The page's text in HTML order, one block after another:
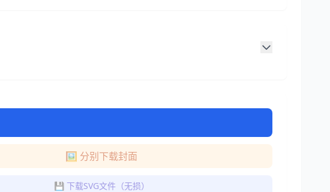
🖼️ 分别下载封面
💾 下载SVG文件（无损）